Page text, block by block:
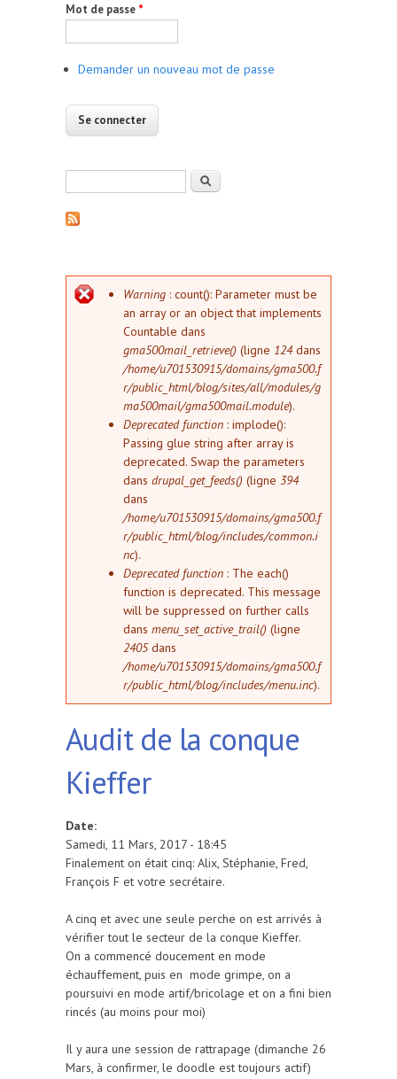
Mot de passe *
Demander un nouveau mot de passe
Formulaire de rechercheRechercher
Message d'erreur
Warning : count(): Parameter must be
an array or an object that implements
Countable dans
gma500mail_retrieve() (ligne 124dans
/home/u701530915/domains/gma500.f
r/public_html/blog/sites/all/modules/g
ma500mail/gma500mail.module).
Deprecated function : implode():
Passing glue string after array is
deprecated. Swap the parameters
dans drupal_get_feeds() (ligne 394
dans
/home/u701530915/domains/gma500.f
r/public_html/blog/includes/common.i
nc).
Deprecated function : The each()
function is deprecated. This message
will be suppressed on further calls
dans menu_set_active_trail() (ligne
2405dans
/home/u701530915/domains/gma500.f
r/public_html/blog/includes/menu.inc).
Audit de la conque
Kieffer
Date:
Samedi, 11 Mars, 2017 - 18:45
Finalement on était cinq: Alix, Stéphanie, Fred,
François F et votre secrétaire.
A cinq et avec une seule perche on est arrivés à
vérifier tout le secteur de la conque Kieffer.
On a commencé doucement en mode
échauffement, puis en mode grimpe, on a
poursuivi en mode artif/bricolage et on a fini bien
rincés (au moins pour moi)
Il y aura une session de rattrapage (dimanche 26
Mars, à confirmer, le doodle est toujours actif)